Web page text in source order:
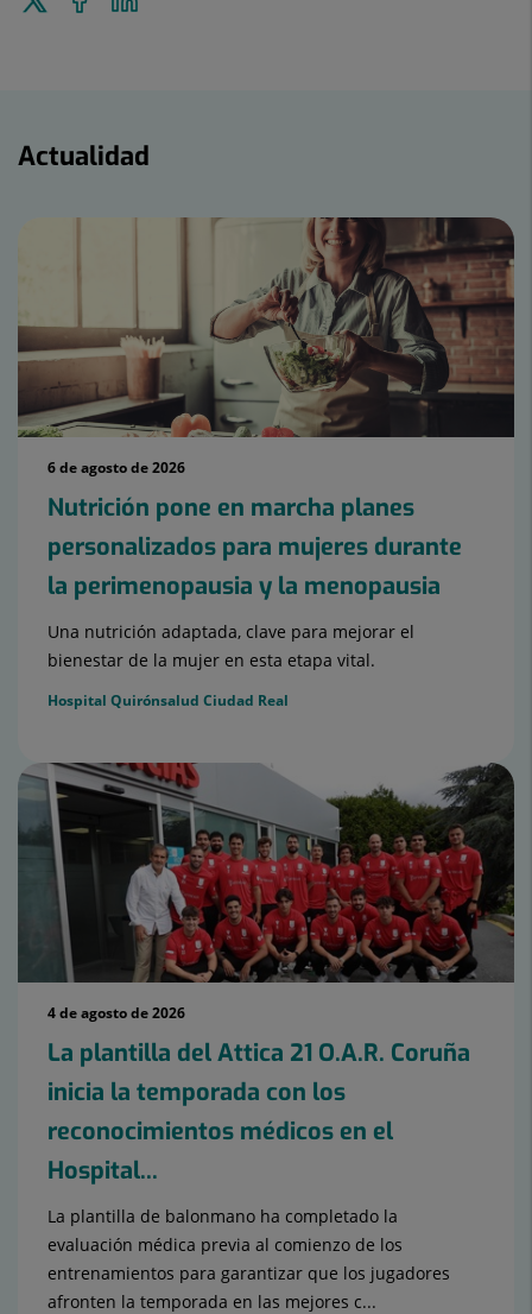
en
Actualidad
6 de agosto de 2026
Nutrición pone en marcha planes
personalizados para mujeres durante
la perimenopausia y la menopausia
Una nutrición adaptada, clave para mejorar el
bienestar de la mujer en esta etapa vital.
Hospital Quirónsalud Ciudad Real
4 de agosto de 2026
La plantilla del Attica 21 O.A.R. Coruña
inicia la temporada con los
reconocimientos médicos en el
Hospital...
La plantilla de balonmano ha completado la
evaluación médica previa al comienzo de los
entrenamientos para garantizar que los jugadores
afronten la temporada en las mejores c...